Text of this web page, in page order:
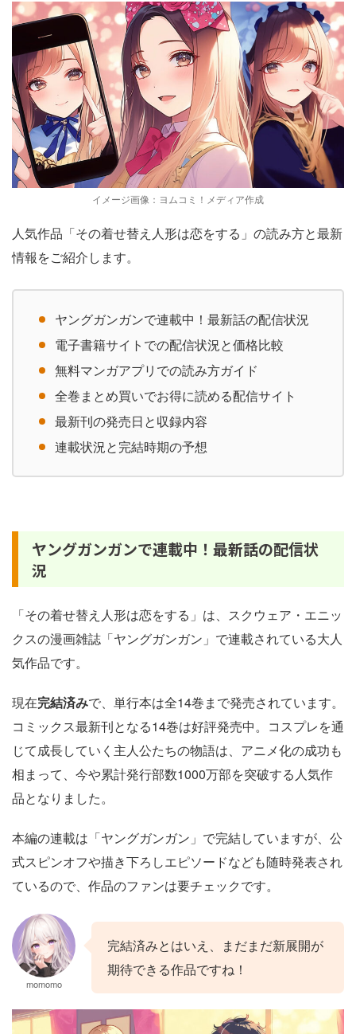
イメージ画像：ヨムコミ！メディア作成
人気作品「その着せ替え人形は恋をする」の読み方と最新
情報をご紹介します。
ヤングガンガンで連載中！最新話の配信状況
電子書籍サイトでの配信状況と価格比較
無料マンガアプリでの読み方ガイド
全巻まとめ買いでお得に読める配信サイト
最新刊の発売日と収録内容
連載状況と完結時期の予想
ヤングガンガンで連載中！最新話の配信状
況
「その着せ替え人形は恋をする」は、スクウェア・エニッ
クスの漫画雑誌「ヤングガンガン」で連載されている大人
気作品です。
現在完結済みで、単行本は全14巻まで発売されています。
コミックス最新刊となる14巻は好評発売中。コスプレを通
じて成長していく主人公たちの物語は、アニメ化の成功も
相まって、今や累計発行部数1000万部を突破する人気作
品となりました。
本編の連載は「ヤングガンガン」で完結していますが、公
式スピンオフや描き下ろしエピソードなども随時発表され
ているので、作品のファンは要チェックです。
momomo
完結済みとはいえ、まだまだ新展開が
期待できる作品ですね！